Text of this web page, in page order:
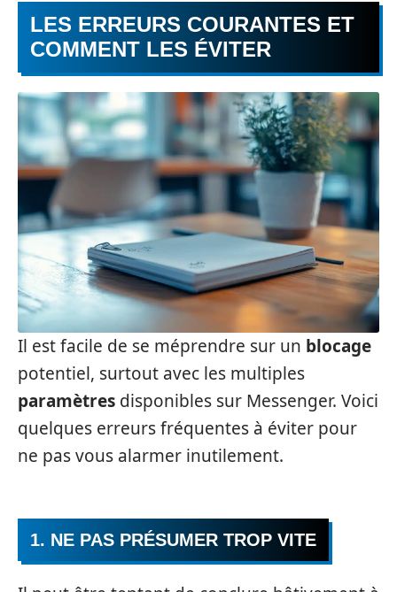
LES ERREURS COURANTES ET
COMMENT LES ÉVITER
Il est facile de se méprendre sur un blocage
potentiel, surtout avec les multiples
paramètres disponibles sur Messenger. Voici
quelques erreurs fréquentes à éviter pour
ne pas vous alarmer inutilement.
1. NE PAS PRÉSUMER TROP VITE